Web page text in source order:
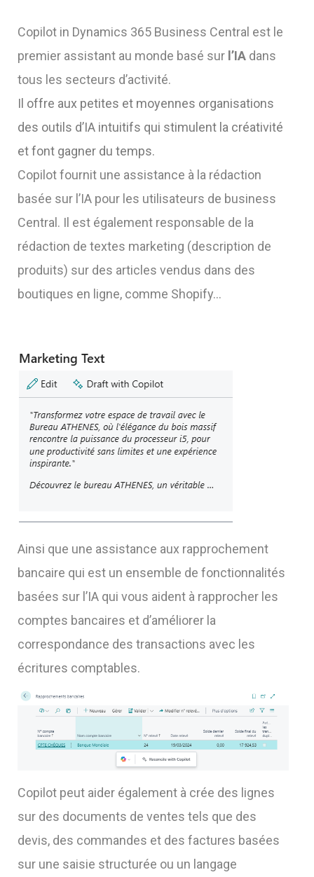
Copilot in Dynamics 365 Business Central est le
premier assistant au monde basé sur l’IA dans
tous les secteurs d’activité.
Il offre aux petites et moyennes organisations
des outils d’IA intuitifs qui stimulent la créativité
et font gagner du temps.
Copilot fournit une assistance à la rédaction
basée sur l’IA pour les utilisateurs de business
Central. Il est également responsable de la
rédaction de textes marketing (description de
produits) sur des articles vendus dans des
boutiques en ligne, comme Shopify…
Ainsi que une assistance aux rapprochement
bancaire qui est un ensemble de fonctionnalités
basées sur l’IA qui vous aident à rapprocher les
comptes bancaires et d’améliorer la
correspondance des transactions avec les
écritures comptables.
Copilot peut aider également à crée des lignes
sur des documents de ventes tels que des
devis, des commandes et des factures basées
sur une saisie structurée ou un langage